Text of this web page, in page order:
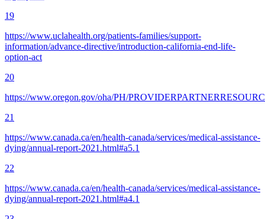
19
https://www.uclahealth.org/patients-families/support-
information/advance-directive/introduction-california-end-life-
option-act
20
https://www.oregon.gov/oha/PH/
21
https://www.canada.ca/en/health-canada/services/medical-assistance-
dying/annual-report-2021.html#a5.1
22
https://www.canada.ca/en/health-canada/services/medical-assistance-
dying/annual-report-2021.html#a4.1